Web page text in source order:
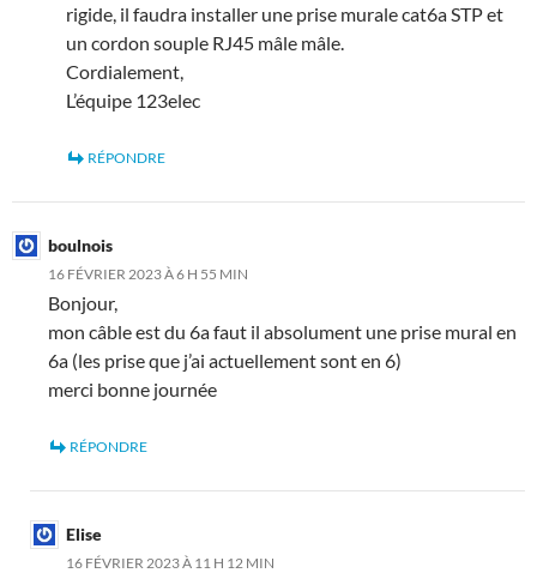
rigide, il faudra installer une prise murale cat6a STP et
un cordon souple RJ45 mâle mâle.
Cordialement,
L’équipe 123elec
RÉPONDRE
boulnois
16 FÉVRIER 2023 À 6 H 55 MIN
Bonjour,
mon câble est du 6a faut il absolument une prise mural en
6a (les prise que j’ai actuellement sont en 6)
merci bonne journée
RÉPONDRE
Elise
16 FÉVRIER 2023 À 11 H 12 MIN